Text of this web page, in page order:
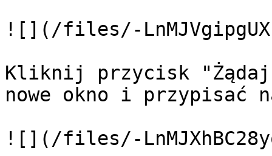
![](/files/-
Kliknij przycisk
nowe okno i przypisać
![](/files/-